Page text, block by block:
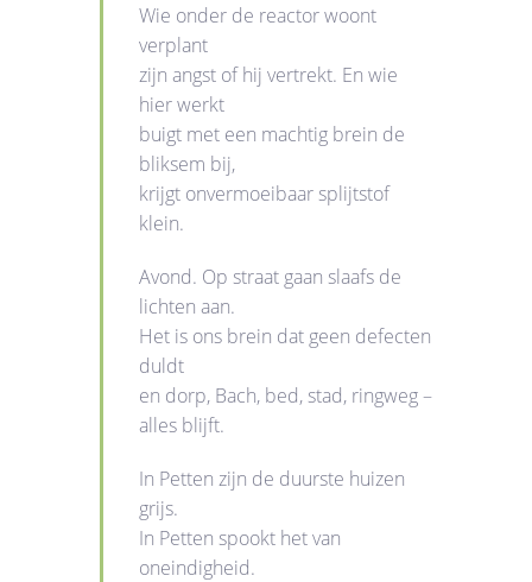
Wie onder de reactor woont
verplant
zijn angst of hij vertrekt. En wie
hier werkt
buigt met een machtig brein de
bliksem bij,
krijgt onvermoeibaar splijtstof
klein.
Avond. Op straat gaan slaafs de
lichten aan.
Het is ons brein dat geen defecten
duldt
en dorp, Bach, bed, stad, ringweg –
alles blijft.
In Petten zijn de duurste huizen
grijs.
In Petten spookt het van
oneindigheid.